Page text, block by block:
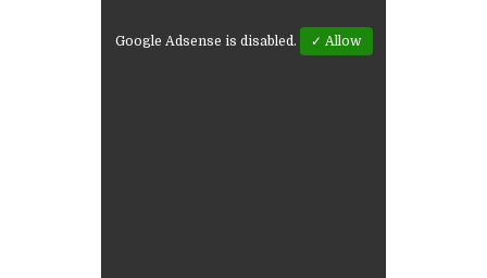
Google Adsense is disabled. ✓ Allow